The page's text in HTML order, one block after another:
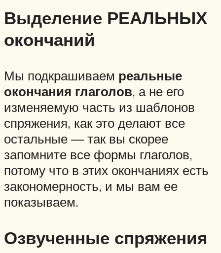
Выделение РЕАЛЬНЫХ
окончаний
Мы подкрашиваем реальные
окончания глаголов, а не его
изменяемую часть из шаблонов
спряжения, как это делают все
остальные — так вы скорее
запомните все формы глаголов,
потому что в этих окончаниях есть
закономерность, и мы вам ее
показываем.
Озвученные спряжения